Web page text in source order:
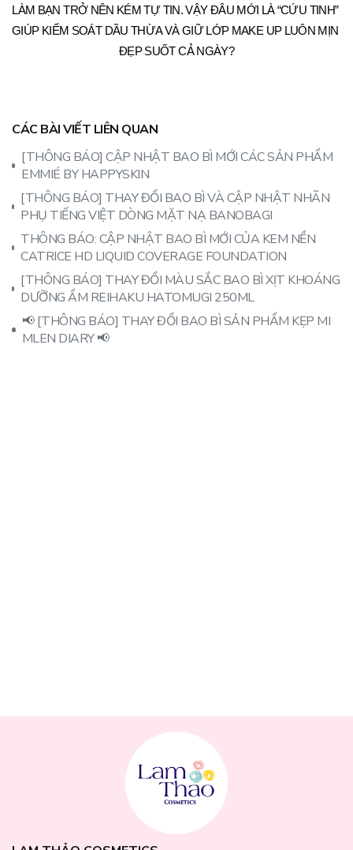
LÀM BẠN TRỞ NÊN KÉM TỰ TIN. VẬY ĐÂU MỚI LÀ “CỨU TINH”
GIÚP KIỂM SOÁT DẦU THỪA VÀ GIỮ LỚP MAKE UP LUÔN MỊN
ĐẸP SUỐT CẢ NGÀY?
CÁC BÀI VIẾT LIÊN QUAN
[THÔNG BÁO] CẬP NHẬT BAO BÌ MỚI CÁC SẢN PHẨM
EMMIÉ BY HAPPYSKIN
[THÔNG BÁO] THAY ĐỔI BAO BÌ VÀ CẬP NHẬT NHÃN
PHỤ TIẾNG VIỆT DÒNG MẶT NẠ BANOBAGI
THÔNG BÁO: CẬP NHẬT BAO BÌ MỚI CỦA KEM NỀN
CATRICE HD LIQUID COVERAGE FOUNDATION
[THÔNG BÁO] THAY ĐỔI MÀU SẮC BAO BÌ XỊT KHOÁNG
DƯỠNG ẨM REIHAKU HATOMUGI 250ML
📢 [THÔNG BÁO] THAY ĐỔI BAO BÌ SẢN PHẨM KẸP MI
MLEN DIARY 📢